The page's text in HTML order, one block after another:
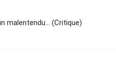
malentendu… (Critique)